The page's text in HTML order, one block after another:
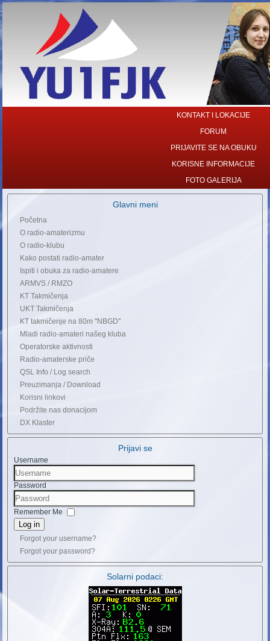
KONTAKT I LOKACIJE
FORUM
PRIJAVITE SE NA OBUKU
KORISNE INFORMACIJE
FOTO GALERIJA
Glavni meni
Početna
O radio-amaterizmu
O radio-klubu
Kako postati radio-amater
Ispiti i obuka za radio-amatere
ARMVS / RMZO
KT Takmičenja
UKT Takmičenja
KT takmičenje na 80m "NBGD"
Mladi radio-amateri našeg kluba
Operatorske aktivnosti
Radio-amaterske priče
QSL Info / Log search
Preuzimanja / Download
Korisni linkovi
Podržite nas donacijom
DX Klaster
Prijavi se
Username
Password
Remember Me
Log in
Forgot your username?
Forgot your password?
Solarni podaci: